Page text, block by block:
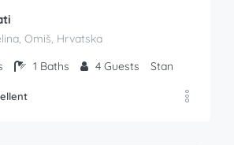
Omiš, Hrvatska
1 Baths 4 Guests Stan